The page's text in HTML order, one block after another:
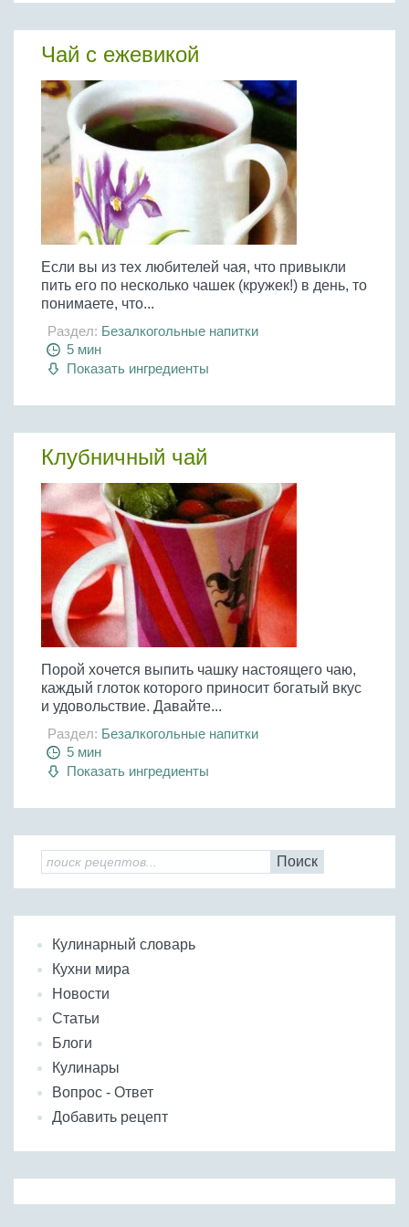
Крупы
Чай с ежевикой
Если вы из тех любителей чая, что привыкли
пить его по несколько чашек (кружек!) в день, то
понимаете, что...
Раздел: Безалкогольные напитки
5 мин
Показать ингредиенты
Клубничный чай
Порой хочется выпить чашку настоящего чаю,
каждый глоток которого приносит богатый вкус
и удовольствие. Давайте...
Раздел: Безалкогольные напитки
5 мин
Показать ингредиенты
Поиск
Кулинарный словарь
Кухни мира
Новости
Статьи
Блоги
Кулинары
Вопрос - Ответ
Добавить рецепт